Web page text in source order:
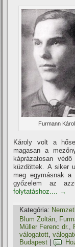
Furmann
Károly volt a
magasan a
káprázatosan
küzdöttek. A siker
meg egymásnak
győzelem az
folytatáshoz.... →
Kategória:
Blum Zoltán,
Müller Ferenc dr.,
válogatott,
Budapest